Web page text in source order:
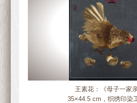
王素花：《母子一家亲
35×44.5 cm，织绣印染